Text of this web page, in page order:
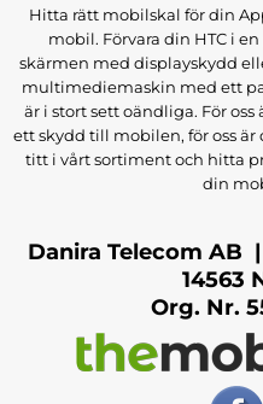
Hitta rätt mobilskal för din
mobil. Förvara din HTC i
skärmen med displayskydd
multimediemaskin med ett
är i stort sett oändliga. För
ett skydd till mobilen, för oss
titt i vårt sortiment och hitta
din
Danira Telecom AB
14563
Org. Nr.